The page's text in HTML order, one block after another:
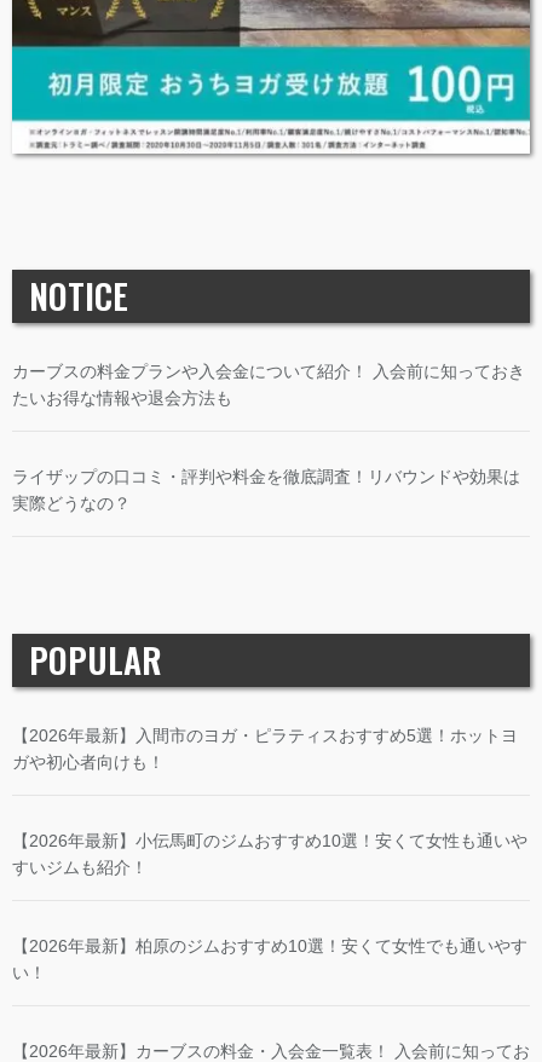
NOTICE
カーブスの料金プランや入会金について紹介！ 入会前に知っておき
たいお得な情報や退会方法も
ライザップの口コミ・評判や料金を徹底調査！リバウンドや効果は
実際どうなの？
POPULAR
【2026年最新】入間市のヨガ・ピラティスおすすめ5選！ホットヨ
ガや初心者向けも！
【2026年最新】小伝馬町のジムおすすめ10選！安くて女性も通いや
すいジムも紹介！
【2026年最新】柏原のジムおすすめ10選！安くて女性でも通いやす
い！
【2026年最新】カーブスの料金・入会金一覧表！ 入会前に知ってお